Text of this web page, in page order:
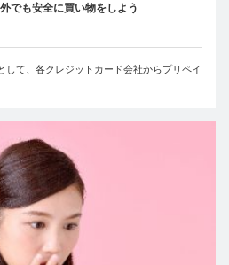
でも安全に買い物をしよう
して、各クレジットカード会社からプリペイ